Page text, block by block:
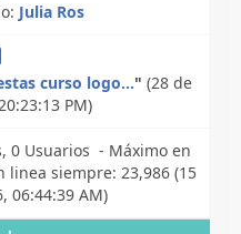
Julia Ros
curso logo..." (28 de
PM)
0 Usuarios - Máximo en
linea siempre: 23,986 (15
06:44:39 AM)